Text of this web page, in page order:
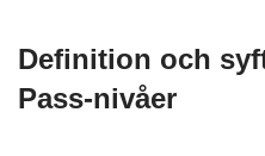
Definition och
Pass-nivåer